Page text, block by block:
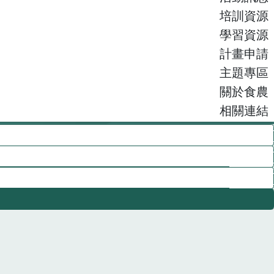
培訓資源
學習資源
計畫申請
主題專區
關於食農
相關連結